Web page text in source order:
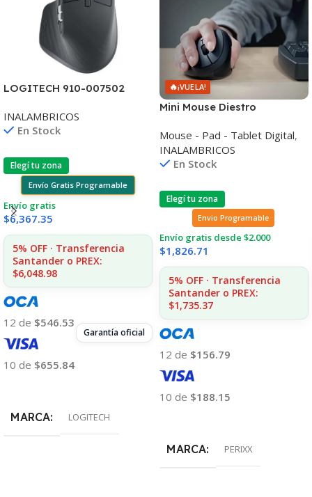
LOGITECH 910-007502
PERFORMANCE BT
GRAPHITE
INALAMBRICOS
En Stock
Elegí tu zona
Envío Gratis Programable
Envío gratis
$6,367.35
5% OFF · Transferencia
Santander o PREX:
$6,048.98
12 de $546.53
10 de $655.84
Garantía oficial
MARCA LOGITECH
🔥¡VUELA!
Mini Mouse Diestro
Perixx 719
Mouse - Pad - Tablet Digital,
INALAMBRICOS
En Stock
Elegí tu zona
Envio Programable
Envío gratis desde $2.000
$1,826.71
5% OFF · Transferencia
Santander o PREX:
$1,735.37
12 de $156.79
10 de $188.15
MARCA PERIXX